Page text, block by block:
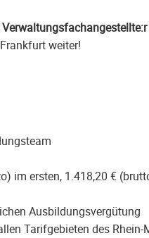
weiter!
im ersten, 1.418,20 €
Ausbildungsvergütung
Tarifgebieten des